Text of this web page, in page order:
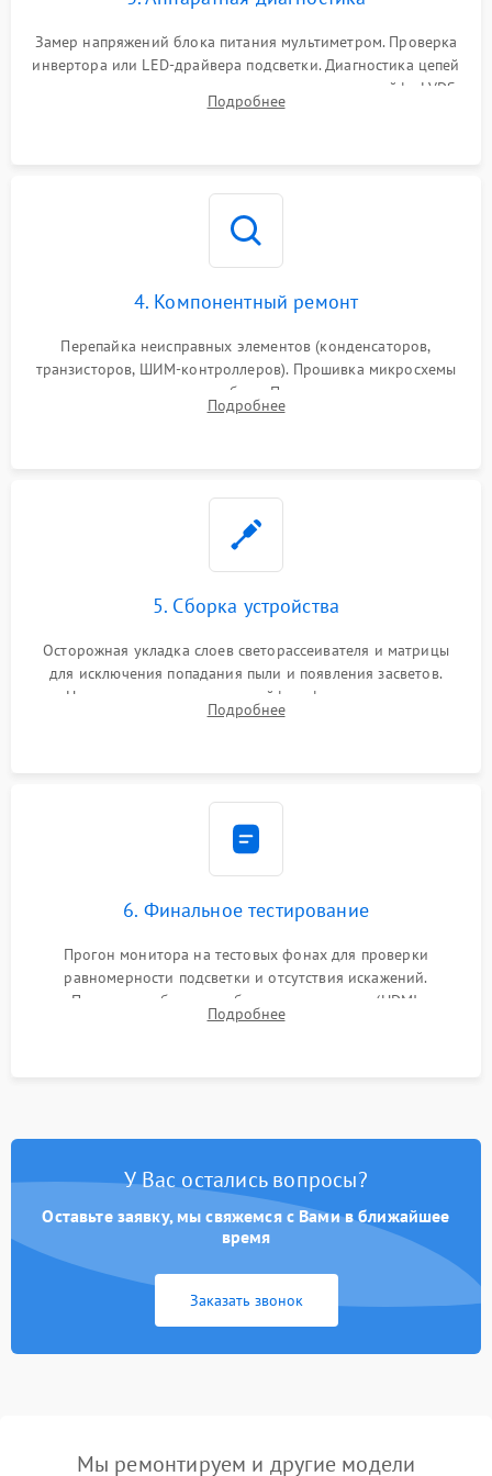
Поломка системы защиты
Замер напряжений блока питания мультиметром. Проверка
инвертора или LED-драйвера подсветки. Диагностика цепей
питания скалера и тестирование сигналов на шлейфе LVDS
Подробнее
4. Компонентный ремонт
Перепайка неисправных элементов (конденсаторов,
транзисторов, ШИМ-контроллеров). Прошивка микросхемы
памяти при программных сбоях. При поломке подсветки —
разборка матрицы и замена выгоревших светодиодов.
Подробнее
5. Сборка устройства
Осторожная укладка слоев светорассеивателя и матрицы
для исключения попадания пыли и появления засветов.
Надежное подключение шлейфов, фиксация плат и
аккуратное защелкивание пластикового корпуса монитора.
Подробнее
6. Финальное тестирование
Прогон монитора на тестовых фонах для проверки
равномерности подсветки и отсутствия искажений.
Проверка работоспособности всех портов (HDMI,
DisplayPort, VGA) и кнопок управления под нагрузкой в
Подробнее
У Вас остались вопросы?
Оставьте заявку, мы свяжемся с Вами в ближайшее
время
Заказать звонок
Мы ремонтируем и другие модели